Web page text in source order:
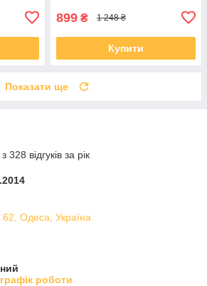
899 ₴ 1 248 ₴
Купити
Показати ще
відгуків за рік
62, Одеса, Україна
роботи